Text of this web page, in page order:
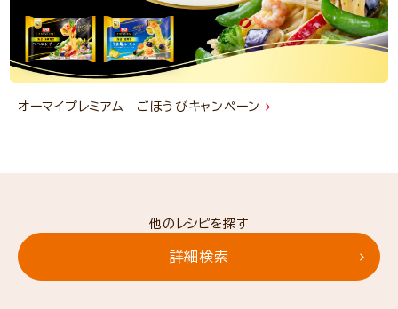
オーマイプレミアム ごほうびキャンペーン
他のレシピを探す
詳細検索